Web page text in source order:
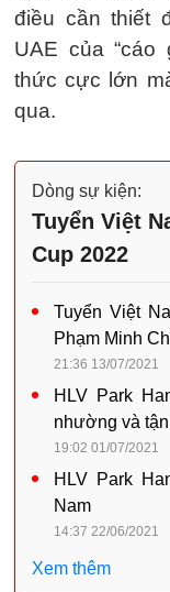
điều cần thiết
UAE của
thức cực lớn
qua.
Dòng sự kiện:
Tuyển Việt
Cup 2022
Tuyển Việt
Phạm Minh
21:36 13/07/2021
HLV Park
nhường và
19:02 01/07/2021
HLV Park
Nam
14:37 22/06/2021
Xem thêm